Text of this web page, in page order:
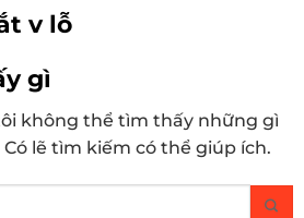
v lỗ
gì
không thể tìm thấy những gì
lẽ tìm kiếm có thể giúp ích.